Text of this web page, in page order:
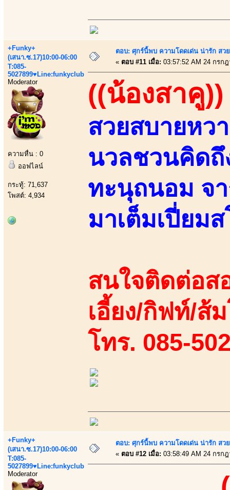
+Funky+
(เสนา.ซ.17)10:00-06:00
T:085-
5027899♥Line:funkyclub
Moderator
ความหื่น : 0
ออฟไลน์
กระทู้: 71,637
โพสต์: 4,934
ตอบ: ศุกร์นี้พบ ความโดดเด่น น่ารัก สว
« ตอบ #11 เมื่อ: 03:57:52 AM 24 กรก
((น้องสาคู))
สวยสบายหว
นวลชวนคิดถึ
ทะนุถนอม จา
มาเต็มเปี่ยม
สนใจติดต่อส
เอี้ยง/กิฟท์/ส้
โทร. 085-
+Funky+
(เสนา.ซ.17)10:00-06:00
T:085-
5027899♥Line:funkyclub
Moderator
ตอบ: ศุกร์นี้พบ ความโดดเด่น น่ารัก สว
« ตอบ #12 เมื่อ: 03:58:49 AM 24 กรก